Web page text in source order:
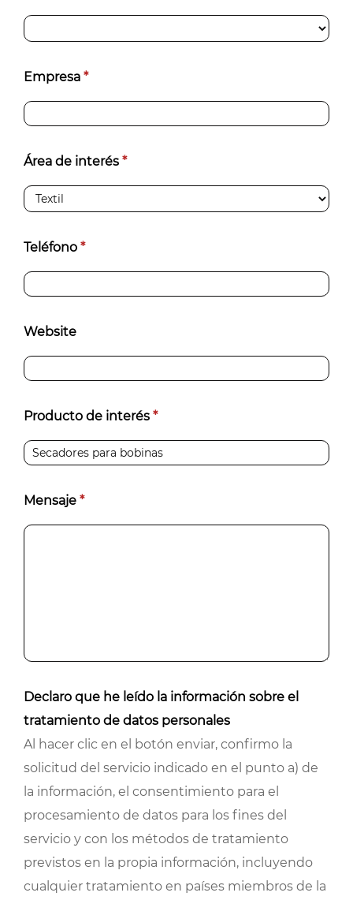
Empresa *
Área de interés *
Teléfono *
Website
Producto de interés *
Mensaje *
Declaro que he leído la información sobre el
tratamiento de datos personales
Al hacer clic en el botón enviar, confirmo la
solicitud del servicio indicado en el punto a) de
la información, el consentimiento para el
procesamiento de datos para los fines del
servicio y con los métodos de tratamiento
previstos en la propia información, incluyendo
cualquier tratamiento en países miembros de la